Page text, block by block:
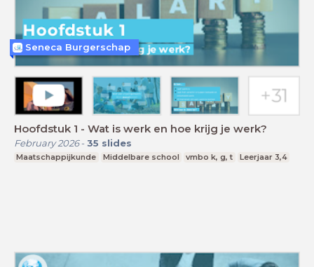
Hoofdstuk 1 - Wat is werk en hoe krijg je werk?
February 2026- 35 slides
Maatschappijkunde Middelbare school vmbo k, g, t Leerjaar 3,4
Seneca Burgerschap